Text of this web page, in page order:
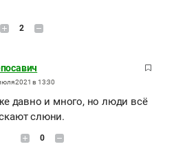
2
2021 в 13:30
давно и много, но люди всё
слюни.
0